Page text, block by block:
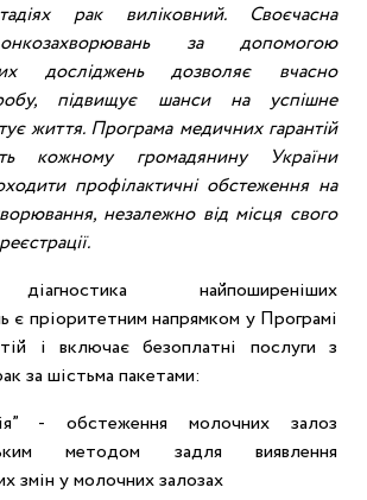
рак виліковний. Своєчасна
за допомогою
досліджень дозволяє вчасно
підвищує шанси на успішне
життя. Програма медичних гарантій
кожному громадянину України
профілактичні обстеження на
незалежно від місця свого
найпоширеніших
є пріоритетним напрямком у Програмі
і включає безоплатні послуги з
за шістьма пакетами:
- обстеження молочних залоз
методом задля виявлення
змін у молочних залозах